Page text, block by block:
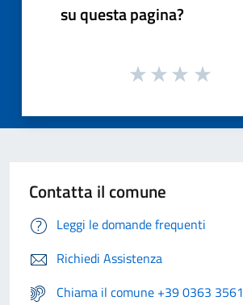
su questa pagina?
Contatta il comune
Leggi le domande frequenti
Richiedi Assistenza
Chiama il comune +39 0363 3561